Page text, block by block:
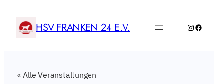
HSV FRANKEN 24 E.V.
« Alle Veranstaltungen